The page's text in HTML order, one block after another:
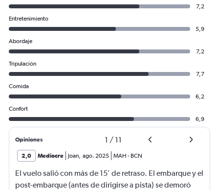
7,2
Entretenimiento
5,9
Abordaje
7,2
Tripulación
7,7
Comida
6,2
Confort
6,9
Opiniones 1 / 11
2,0 Mediocre Joan, ago. 2025 MAH - BCN
El vuelo salió con más de 15' de retraso. El embarque y el
post-embarque (antes de dirigirse a pista) se demoró